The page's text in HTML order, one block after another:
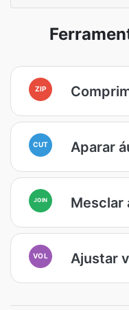
ZIP
CUT Aparar
JOIN Mesclar
VOL Ajustar